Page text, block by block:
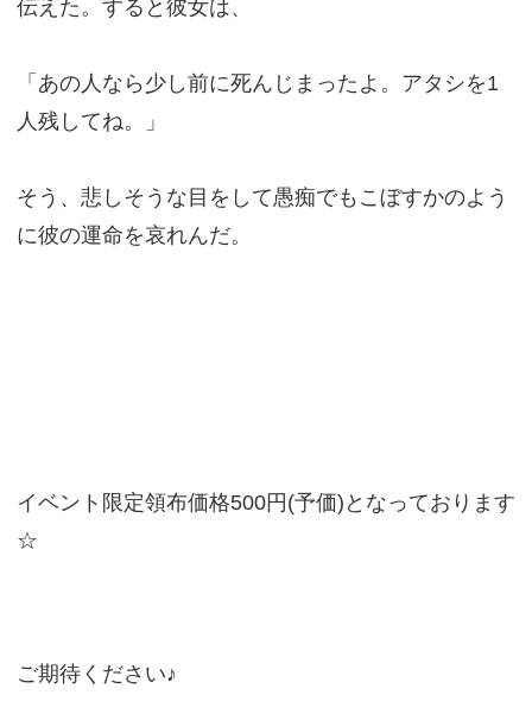
伝えた。すると彼女は、
「あの人なら少し前に死んじまったよ。アタシを1
人残してね。」
そう、悲しそうな目をして愚痴でもこぼすかのよう
に彼の運命を哀れんだ。
イベント限定領布価格500円(予価)となっております
☆
ご期待ください♪